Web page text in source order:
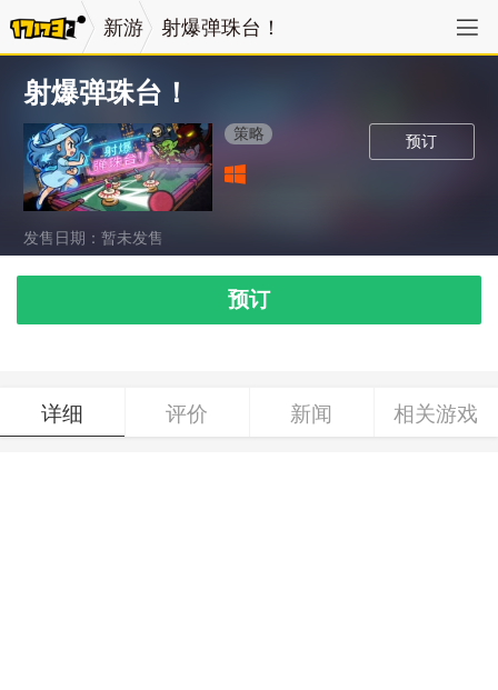
新游 射爆弹珠台！
射爆弹珠台！
预订
策略
发售日期：暂未发售
预订
详细 评价 新闻 相关游戏